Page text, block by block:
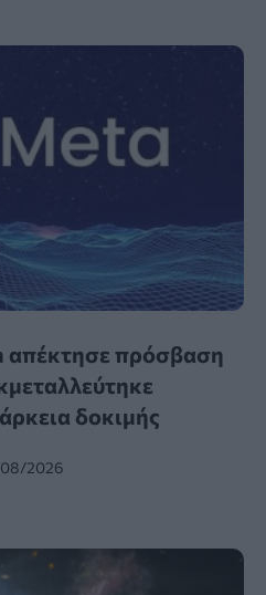
απέκτησε πρόσβαση
δοκιμής
08/2026